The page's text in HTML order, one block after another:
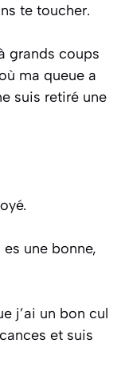
te toucher.
grands coups
ma queue a
suis retiré une
une bonne,
j’ai un bon cul
et suis